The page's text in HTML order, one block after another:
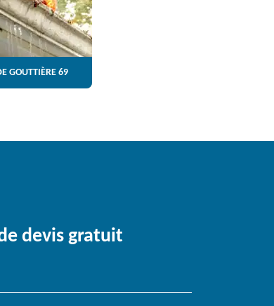
GOUTTIÈRE 69
devis gratuit